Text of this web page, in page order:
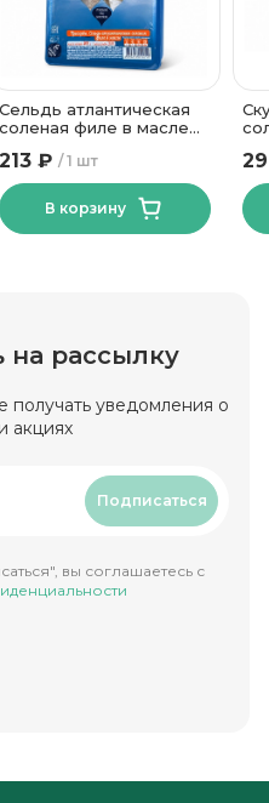
Сельдь атлантическая
соленая филе в масле
1 шт
213 ₽
В корзину
рассылку
уведомления о
акциях
Подписаться
вы соглашаетесь с